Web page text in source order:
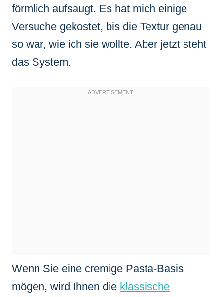
förmlich aufsaugt. Es hat mich einige
Versuche gekostet, bis die Textur genau
so war, wie ich sie wollte. Aber jetzt steht
das System.
Wenn Sie eine cremige Pasta-Basis
mögen, wird Ihnen die klassische